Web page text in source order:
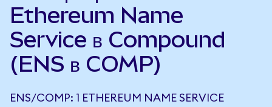
Ethereum Name
Service в Compound
(ENS в COMP)
ENS/COMP: 1 ETHEREUM NAME SERVICE